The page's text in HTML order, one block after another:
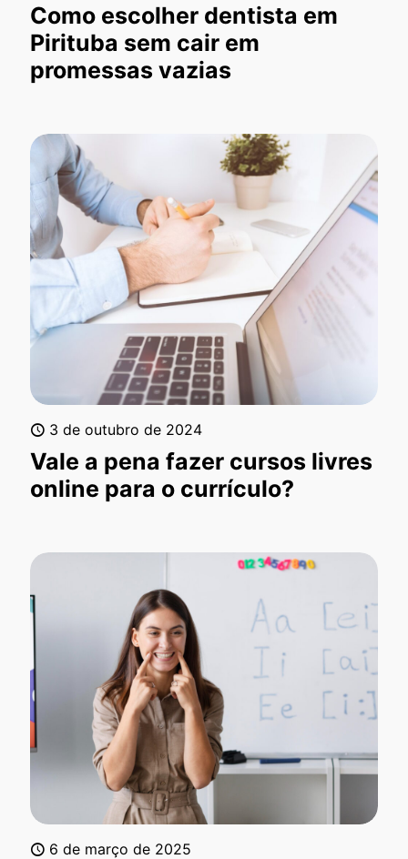
Como escolher dentista em
Pirituba sem cair em
promessas vazias
3 de outubro de 2024
Vale a pena fazer cursos livres
online para o currículo?
6 de março de 2025